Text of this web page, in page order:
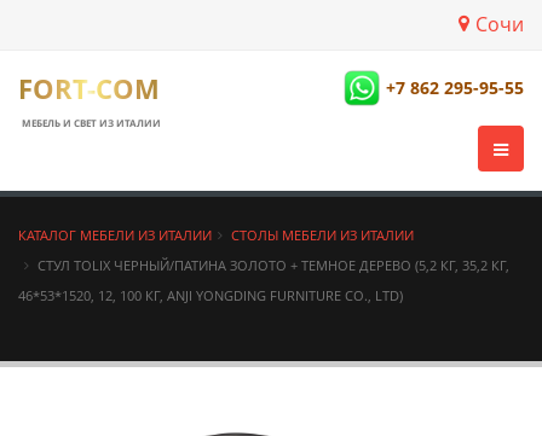
Сочи
FORT-COM
МЕБЕЛЬ И СВЕТ ИЗ ИТАЛИИ
+7 862 295-95-55
КАТАЛОГ МЕБЕЛИ ИЗ ИТАЛИИ
СТОЛЫ МЕБЕЛИ ИЗ ИТАЛИИ
СТУЛ TOLIX ЧЕРНЫЙ/ПАТИНА ЗОЛОТО + ТЕМНОЕ ДЕРЕВО (5,2 КГ, 35,2 КГ,
46*53*1520, 12, 100 КГ, ANJI YONGDING FURNITURE CO., LTD)